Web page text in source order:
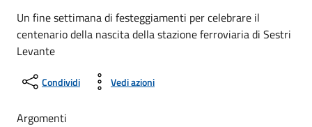
Un fine settimana di festeggiamenti per celebrare il
centenario della nascita della stazione ferroviaria di Sestri
Levante
Condividi Vedi azioni
Argomenti